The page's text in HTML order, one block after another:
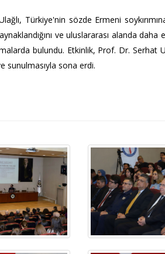
Türkiye'nin sözde Ermeni
ve uluslararası alanda daha
bulundu. Etkinlik, Prof. Dr. Serhat
sunulmasıyla sona erdi.